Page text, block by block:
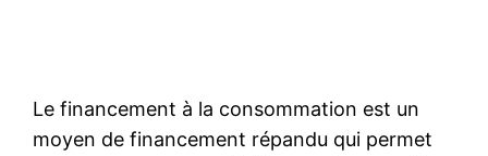
Le financement à la consommation est un
moyen de financement répandu qui permet